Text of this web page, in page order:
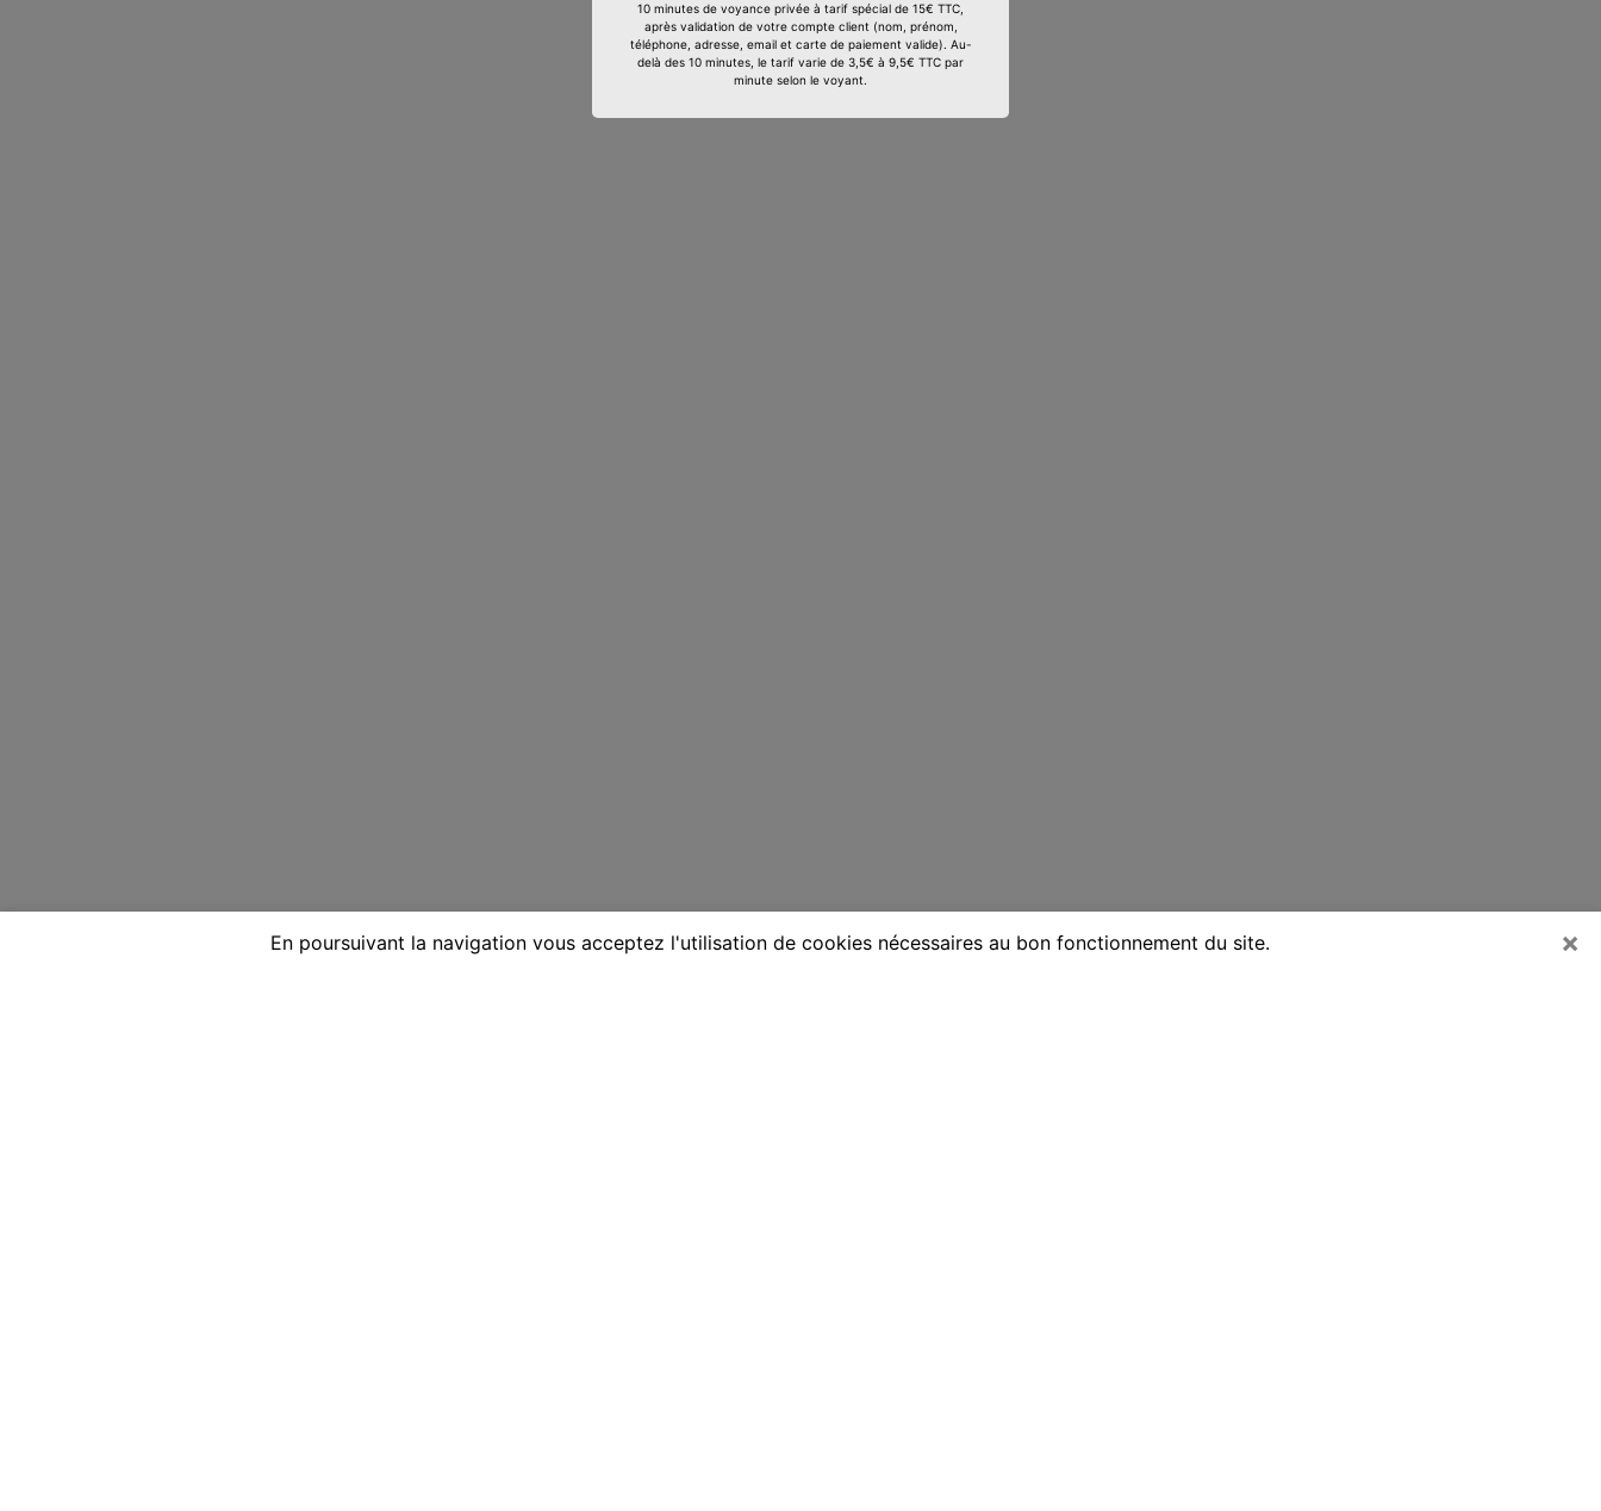
10 minutes de voyance privée à tarif spécial de 15€ TTC,
après validation de votre compte client (nom, prénom,
téléphone, adresse, email et carte de paiement valide). Au-
delà des 10 minutes, le tarif varie de 3,5€ à 9,5€ TTC par
minute selon le voyant.
×
En poursuivant la navigation vous acceptez l'utilisation de cookies nécessaires au bon fonctionnement du site.